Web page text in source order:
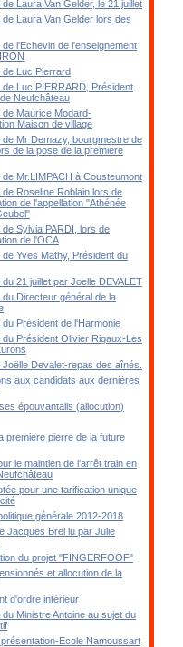
Laura Van Gelder, le 21 juillet
Laura Van Gelder lors des
l'Echevin de l'enseignement
de Luc Pierrard
Luc PIERRARD, Président
Neufchâteau
de Maurice Modard-
Maison de village
de Mr Demazy, bourgmestre de
de la pose de la première
Mr.LIMPACH à Cousteumont
Roseline Roblain lors de
de l'appellation "Athénée
Sylvia PARDI, lors de
de l'OCA
Yves Mathy, Président du
21 juillet par Joelle DEVALET
Directeur général de la
Président de l'Harmonie
Président Olivier Rigaux-Les
Devalet-repas des aînés.
aux candidats aux dernières
épouvantails (allocution)
première pierre de la future
le maintien de l'arrêt train en
pour une tarification unique
générale 2012-2018
Jacques Brel lu par Julie
du projet "FINGERFOOF"
et allocution de la
d'ordre intérieur
du Ministre Antoine au sujet du
Ecole Namoussart